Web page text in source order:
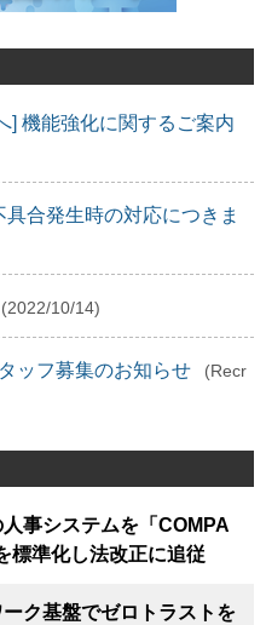
] 機能強化に関するご案内
合発生時の対応につきま
(2022/10/14)
ッフ募集のお知らせ
(Recr
事システムを「COMPA
標準化し法改正に追従
ク基盤でゼロトラストを